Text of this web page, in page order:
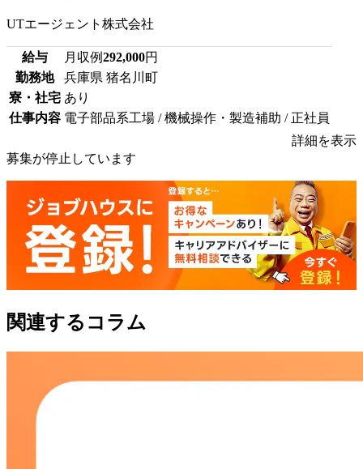
UTエージェント株式会社
給与 月収例292,000円
勤務地
兵庫県 猪名川町
寮・社宅 あり
仕事内容 電子部品系工場 / 機械操作・製造補助 / 正社員
詳細を表示
募集が停止しています
関連するコラム